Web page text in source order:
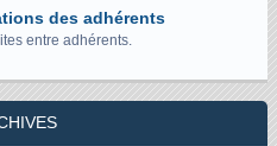
des adhérents
entre adhérents.